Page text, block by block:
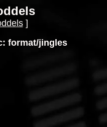
]
format/jingles